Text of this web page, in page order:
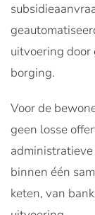
uitvoering door
borging.
Voor de
geen losse
binnen één
keten, van